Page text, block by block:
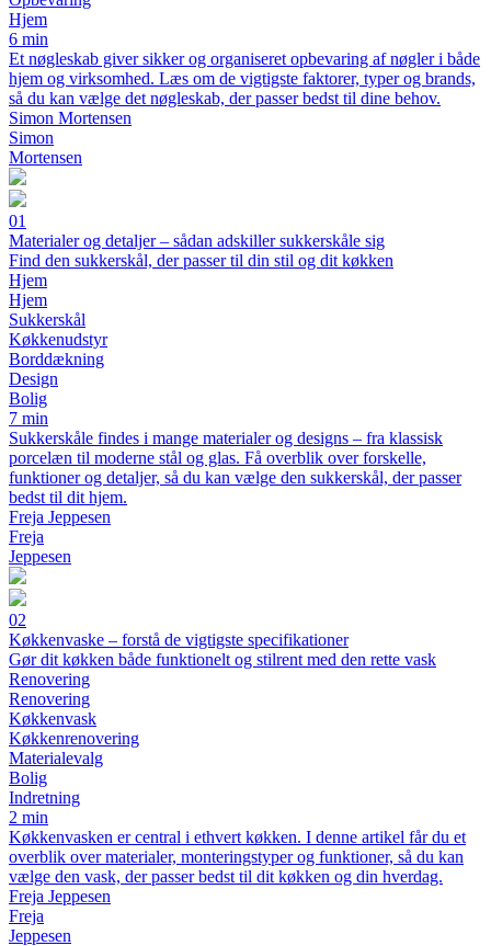
Hjem
6 min
Et nøgleskab giver sikker og organiseret opbevaring af nøgler i både
hjem og virksomhed. Læs om de vigtigste faktorer, typer og brands,
så du kan vælge det nøgleskab, der passer bedst til dine behov.
Simon Mortensen
Simon
Mortensen
01
Materialer og detaljer – sådan adskiller sukkerskåle sig
Find den sukkerskål, der passer til din stil og dit køkken
Hjem
Hjem
Sukkerskål
Køkkenudstyr
Borddækning
Design
Bolig
7 min
Sukkerskåle findes i mange materialer og designs – fra klassisk
porcelæn til moderne stål og glas. Få overblik over forskelle,
funktioner og detaljer, så du kan vælge den sukkerskål, der passer
bedst til dit hjem.
Freja Jeppesen
Freja
Jeppesen
02
Køkkenvaske – forstå de vigtigste specifikationer
Gør dit køkken både funktionelt og stilrent med den rette vask
Renovering
Renovering
Køkkenvask
Køkkenrenovering
Materialevalg
Bolig
Indretning
2 min
Køkkenvasken er central i ethvert køkken. I denne artikel får du et
overblik over materialer, monteringstyper og funktioner, så du kan
vælge den vask, der passer bedst til dit køkken og din hverdag.
Freja Jeppesen
Freja
Jeppesen